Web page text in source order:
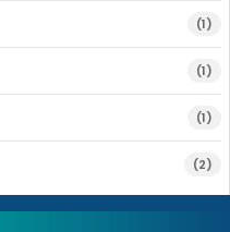
(1)
(1)
(1)
(2)